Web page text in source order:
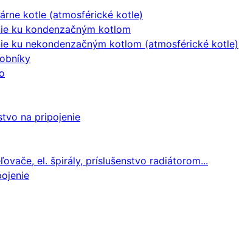
kotle (atmosférické kotle)
ku kondenzačným kotlom
ku nekondenzačným kotlom (atmosférické kotle)
na pripojenie
el. špirály, príslušenstvo radiátorom...